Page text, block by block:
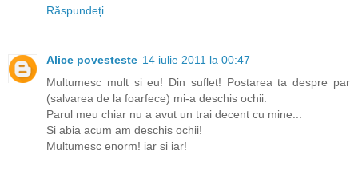
Răspundeți
Alice povesteste 14 iulie 2011 la 00:47
Multumesc mult si eu! Din suflet! Postarea ta despre par
(salvarea de la foarfece) mi-a deschis ochii.
Parul meu chiar nu a avut un trai decent cu mine...
Si abia acum am deschis ochii!
Multumesc enorm! iar si iar!